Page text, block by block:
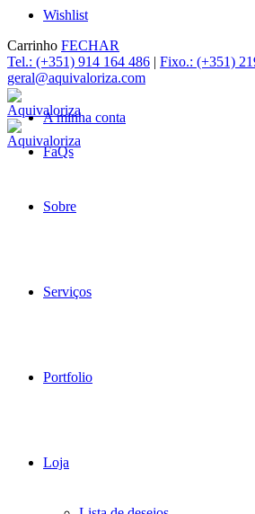
Wishlist
Carrinho FECHAR
Tel.: (+351) 914 164 486 | Fixo.: (+351)
geral@aquivaloriza.com
A minha conta
FaQs
Sobre
Serviços
Portfolio
Loja